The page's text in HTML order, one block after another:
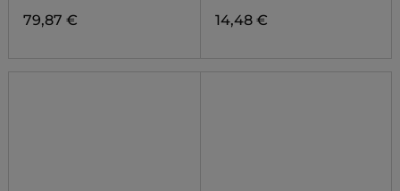
79,87 € 14,48 €